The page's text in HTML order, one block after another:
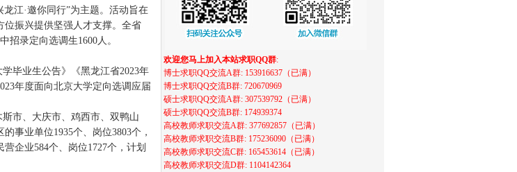
江·邀你同行”为主题。活动旨在
位振兴提供坚强人才支撑。全省
招录定向选调生1600人。
毕业生公告》《黑龙江省2023年
年度面向北京大学定向选调应届
市、大庆市、鸡西市、双鸭山
事业单位1935个、岗位3803个，
企业584个、岗位1727个，计划